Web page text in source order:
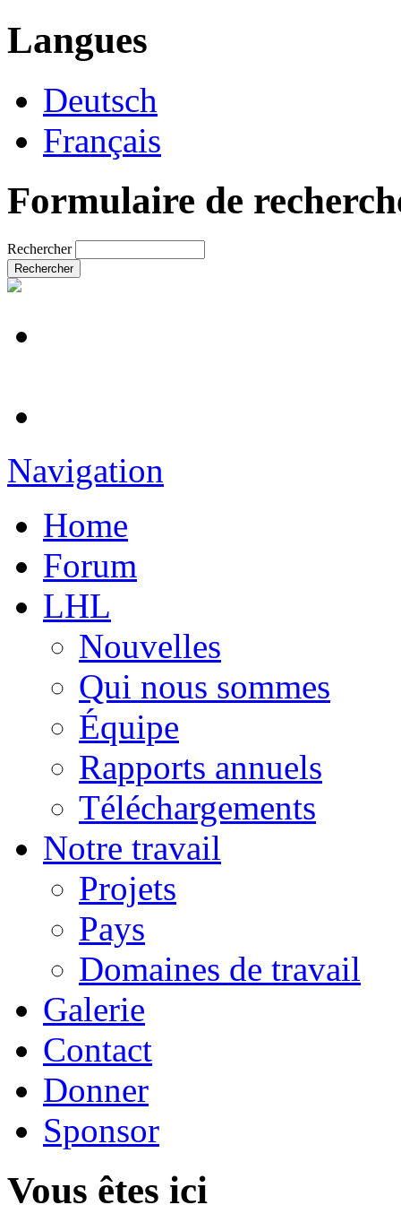
Langues
Deutsch
Français
Formulaire de
Rechercher
Navigation
Home
Forum
LHL
Nouvelles
Qui nous sommes
Équipe
Rapports annuels
Téléchargements
Notre travail
Projets
Pays
Domaines de travail
Galerie
Contact
Donner
Sponsor
Vous êtes ici